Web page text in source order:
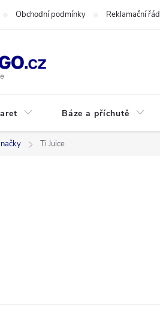
Obchodní podmínky Reklamační řád
Báze a příchutě
Ti Juice